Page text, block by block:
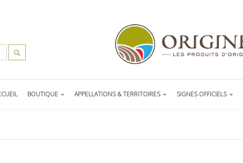
BOUTIQUE APPELLATIONS & TERRITOIRES SIGNES OFFICIELS